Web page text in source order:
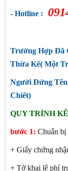
- Hotline :
Trường Hợp Đã
Thừa Kế( Một
Người Đứng Tên
Chiết)
QUY TRÌNH
bước 1: Chuẩn bị
+ Giấy chứng
+ Tờ khai lệ phí